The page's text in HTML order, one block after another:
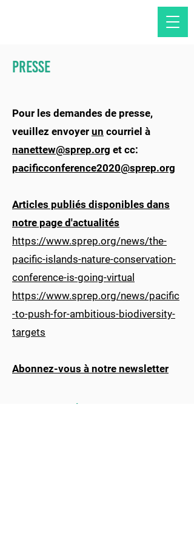
PRESSE
Pour les demandes de presse,
veuillez envoyer un courriel à
nanettew@sprep.org et cc:
pacificconference2020@sprep.org
Articles publiés disponibles dans
notre page d'actualités
https://www.sprep.org/news/the-
pacific-islands-nature-conservation-
conference-is-going-virtual
https://www.sprep.org/news/pacific
-to-push-for-ambitious-biodiversity-
targets
Abonnez-vous à notre newsletter